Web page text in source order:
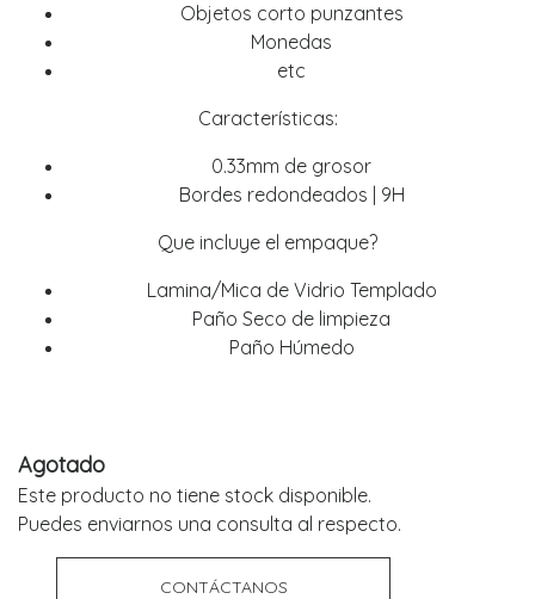
Objetos corto punzantes
Monedas
etc
Características:
0.33mm de grosor
Bordes redondeados | 9H
Que incluye el empaque?
Lamina/Mica de Vidrio Templado
Paño Seco de limpieza
Paño Húmedo
Agotado
Este producto no tiene stock disponible.
Puedes enviarnos una consulta al respecto.
CONTÁCTANOS